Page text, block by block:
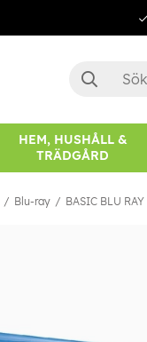
HEM, HUSHÅLL &
TRÄDGÅRD
Blu-ray BASIC BLU RAY